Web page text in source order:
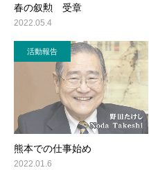
春の叙勲 受章
2022.05.4
活動報告
熊本での仕事始め
2022.01.6